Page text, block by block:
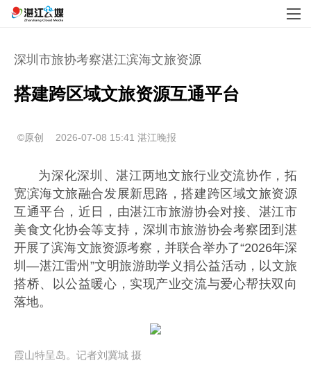
深圳市旅协考察湛江滨海文旅资源
搭建跨区域文旅资源互通平台
©原创 2026-07-08 15:41 湛江晚报
为深化深圳、湛江两地文旅行业交流协作，拓
宽滨海文旅融合发展新思路，搭建跨区域文旅资源
互通平台，近日，由湛江市旅游协会对接、湛江市
美食文化协会等支持，深圳市旅游协会考察团到湛
开展了滨海文旅资源考察，并联合举办了“2026年深
圳—湛江雷州”文明旅游助学义捐公益活动，以文旅
搭桥、以公益暖心，实现产业交流与爱心帮扶双向
落地。
霞山特呈岛。记者刘冀城 摄